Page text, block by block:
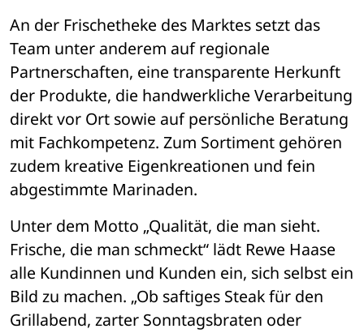
An der Frischetheke des Marktes setzt das
Team unter anderem auf regionale
Partnerschaften, eine transparente Herkunft
der Produkte, die handwerkliche Verarbeitung
direkt vor Ort sowie auf persönliche Beratung
mit Fachkompetenz. Zum Sortiment gehören
zudem kreative Eigenkreationen und fein
abgestimmte Marinaden.
Unter dem Motto „Qualität, die man sieht.
Frische, die man schmeckt“ lädt Rewe Haase
alle Kundinnen und Kunden ein, sich selbst ein
Bild zu machen. „Ob saftiges Steak für den
Grillabend, zarter Sonntagsbraten oder